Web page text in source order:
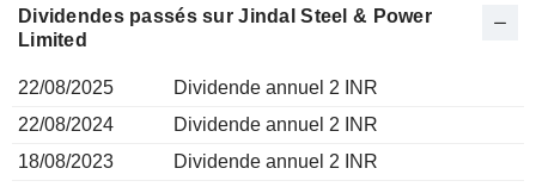
Dividendes passés sur Jindal Steel & Power
Limited
22/08/2025
Dividende annuel 2 INR
22/08/2024
Dividende annuel 2 INR
18/08/2023
Dividende annuel 2 INR